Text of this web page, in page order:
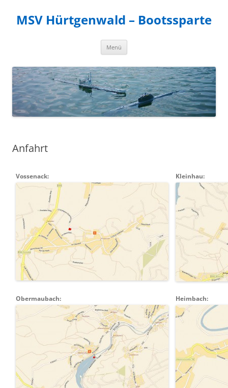
MSV Hürtgenwald – Bootssparte
Menü
Anfahrt
Vossenack: Kleinhau:
Obermaubach: Heimbach: